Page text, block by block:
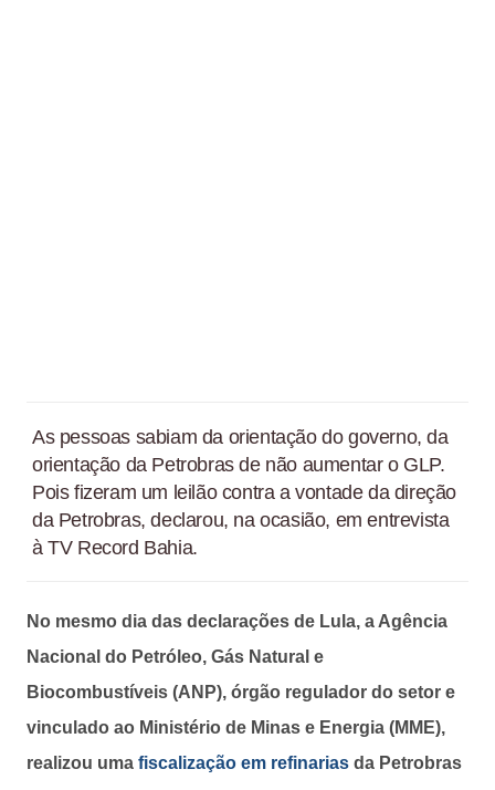
As pessoas sabiam da orientação do governo, da
orientação da Petrobras de não aumentar o GLP.
Pois fizeram um leilão contra a vontade da direção
da Petrobras, declarou, na ocasião, em entrevista
à TV Record Bahia.
No mesmo dia das declarações de Lula, a Agência
Nacional do Petróleo, Gás Natural e
Biocombustíveis (ANP), órgão regulador do setor e
vinculado ao Ministério de Minas e Energia (MME),
realizou uma fiscalização em refinarias da Petrobras